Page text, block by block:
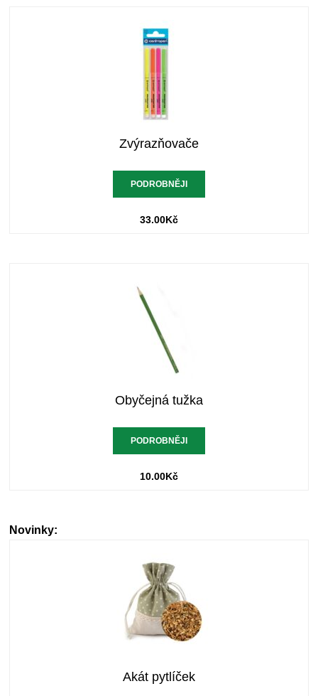
Zvýrazňovače
PODROBNĚJI
33.00Kč
Obyčejná tužka
PODROBNĚJI
10.00Kč
Novinky:
Akát pytlíček